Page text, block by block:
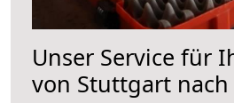
Unser Service für
von Stuttgart nach